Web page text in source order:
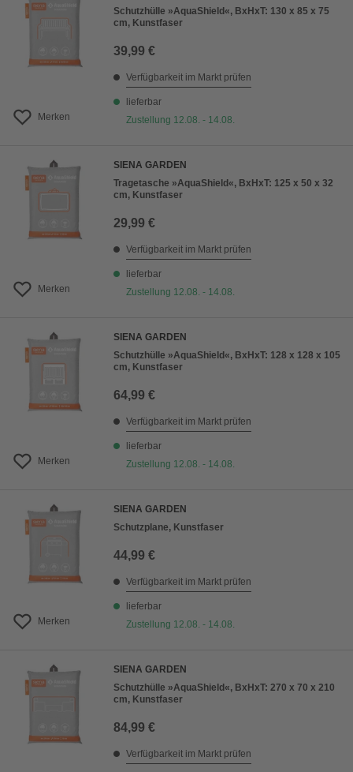
Merken
Schutzhülle »AquaShield«, BxHxT: 130 x 85 x 75
cm, Kunstfaser
39,99 €
Verfügbarkeit im Markt prüfen
lieferbar
Zustellung 12.08. - 14.08.
Merken
SIENA GARDEN
Tragetasche »AquaShield«, BxHxT: 125 x 50 x 32
cm, Kunstfaser
29,99 €
Verfügbarkeit im Markt prüfen
lieferbar
Zustellung 12.08. - 14.08.
Merken
SIENA GARDEN
Schutzhülle »AquaShield«, BxHxT: 128 x 128 x 105
cm, Kunstfaser
64,99 €
Verfügbarkeit im Markt prüfen
lieferbar
Zustellung 12.08. - 14.08.
Merken
SIENA GARDEN
Schutzplane, Kunstfaser
44,99 €
Verfügbarkeit im Markt prüfen
lieferbar
Zustellung 12.08. - 14.08.
SIENA GARDEN
Schutzhülle »AquaShield«, BxHxT: 270 x 70 x 210
cm, Kunstfaser
84,99 €
Verfügbarkeit im Markt prüfen